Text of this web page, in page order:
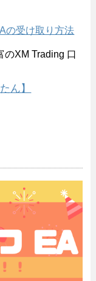
の受け取り方法
のXM Trading 口
ん】